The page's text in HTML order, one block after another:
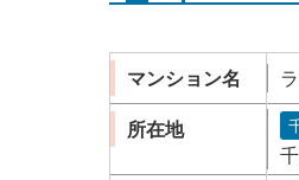
マンション名
所在地